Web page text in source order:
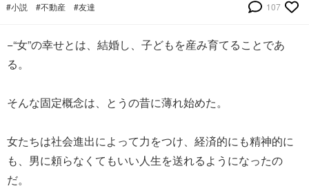
#小説 #不動産 #友達 107
−“女”の幸せとは、結婚し、子どもを産み育てることであ
る。
そんな固定概念は、とうの昔に薄れ始めた。
女たちは社会進出によって力をつけ、経済的にも精神的に
も、男に頼らなくてもいい人生を送れるようになったの
だ。